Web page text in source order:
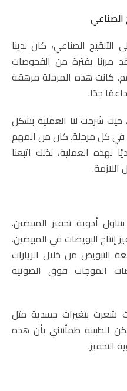
الصناعي
الصناعي، كان لدينا
مررنا بفترة من الفحوصات
كانت هذه المرحلة مرهقة
جدًا.
حيث شرحت لنا العملية بشكل
في كل مرحلة. كان من المهم
العملية، لذلك اتبعنا
اللازمة.
أدوية تحفيز المبيضين.
البويضات في المبيضين.
التبويض من خلال الزيارات
الموجات فوق الصوتية
شعرت بتغيرات جسدية مثل
الطبيبة طمأنتني بأن هذه
التحفيز.